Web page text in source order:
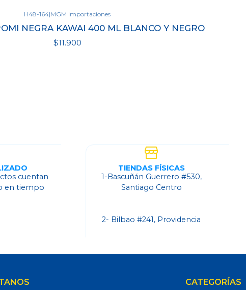
H48-164|MGM Importaciones
NEGRA KAWAI 400 ML BLANCO Y NEGRO
$11.900
cuentan
en tiempo
TIENDAS FÍSICAS
1-Bascuñán Guerrero #530,
Santiago Centro
2- Bilbao #241, Providencia
CATEGORÍAS